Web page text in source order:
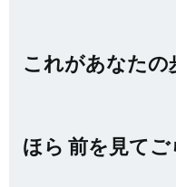
これがあなたの
ほら 前を見てご